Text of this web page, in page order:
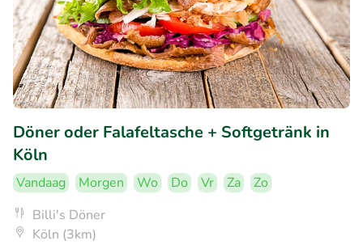
Döner oder Falafeltasche + Softgetränk in
Köln
Vandaag Morgen Wo Do Vr Za
Zo
Billi's Döner
Köln (3km)